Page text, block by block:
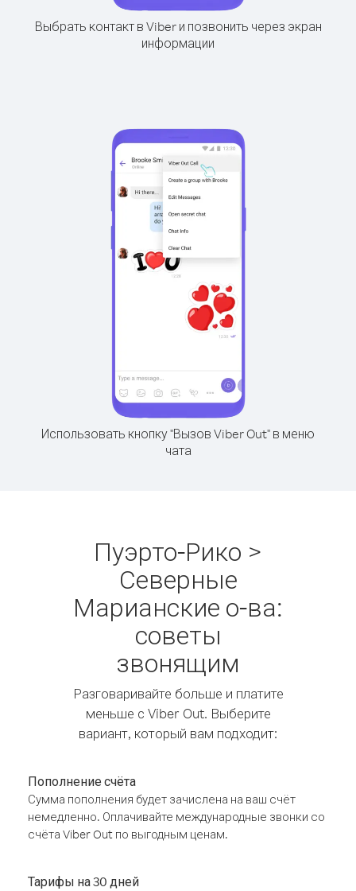
Выбрать контакт в Viber и позвонить через экран
информации
Использовать кнопку "Вызов Viber Out" в меню
чата
Пуэрто-Рико >
Северные
Марианские о-ва:
советы
звонящим
Разговаривайте больше и платите
меньше с Viber Out. Выберите
вариант, который вам подходит:
Пополнение счёта
Сумма пополнения будет зачислена на ваш счёт
немедленно. Оплачивайте международные звонки со
счёта Viber Out по выгодным ценам.
Тарифы на 30 дней